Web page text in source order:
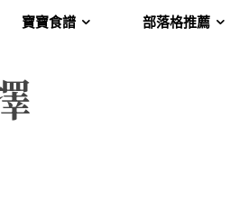
寶寶食譜 部落格推薦